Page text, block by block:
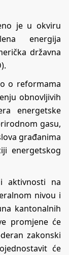
je u okviru
energija
državna
o reformama
obnovljivih
energetske
gasu,
građanima
energetskog
aktivnosti na
nivou i
kantonalnih
promjene će
zakonski
će